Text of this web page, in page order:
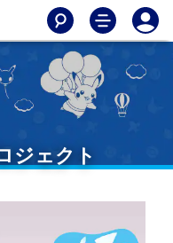
ジェクト